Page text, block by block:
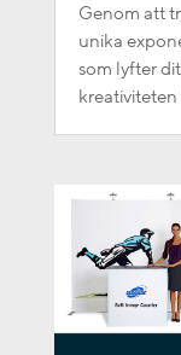
Genom att
unika
som lyfter